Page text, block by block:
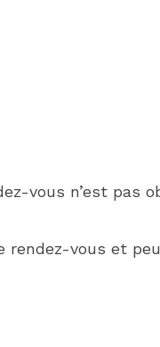
vous n’est pas
rendez-vous et